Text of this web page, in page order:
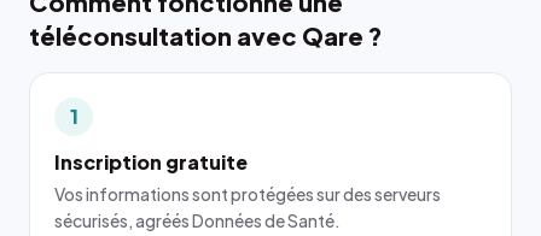
téléconsultation avec Qare ?
1
Inscription gratuite
Vos informations sont protégées sur des serveurs
sécurisés, agréés Données de Santé.